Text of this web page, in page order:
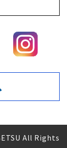
All Rights